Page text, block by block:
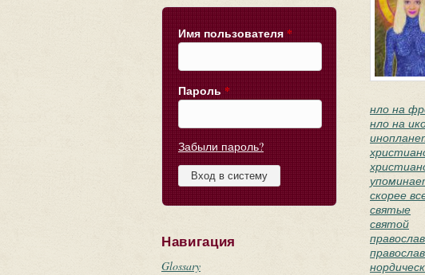
Имя пользователя *
Пароль *
Забыли пароль?
Навигация
Glossary
нло на
нло на
скорее
святые
святой